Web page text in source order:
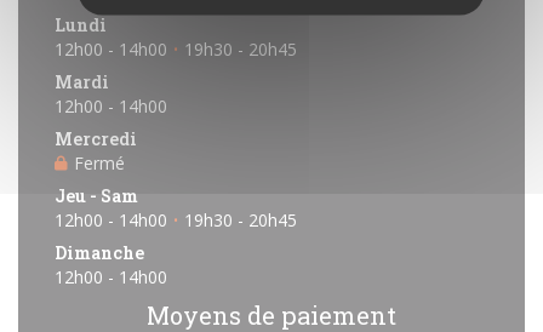
Lundi
12h00 - 14h00 • 19h30 - 20h45
Mardi
12h00 - 14h00
Mercredi
Fermé
Jeu - Sam
12h00 - 14h00 • 19h30 - 20h45
Dimanche
12h00 - 14h00
Moyens de paiement